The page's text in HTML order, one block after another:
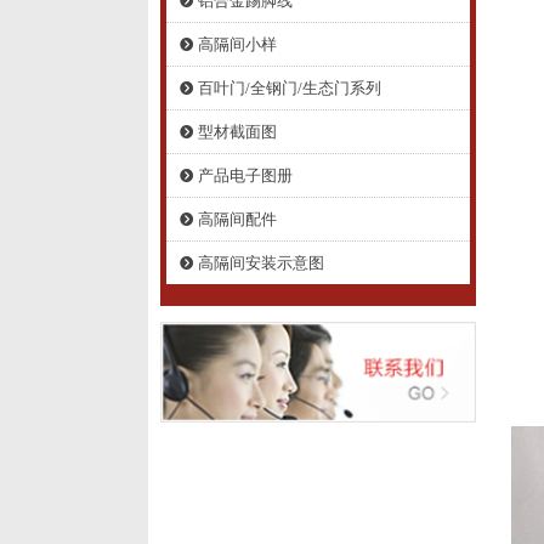
뀹 高隔间小样
뀹 百叶门/全钢门/生态门系列
뀹 型材截面图
뀹 产品电子图册
뀹 高隔间配件
뀹 高隔间安装示意图